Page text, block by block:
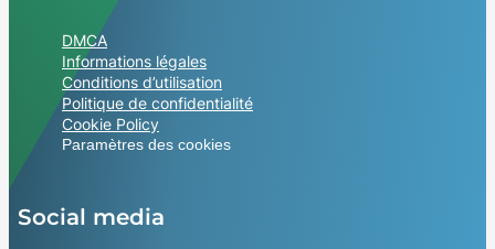
DMCA
Informations légales
Conditions d’utilisation
Politique de confidentialité
Cookie Policy
Paramètres des cookies
Social media